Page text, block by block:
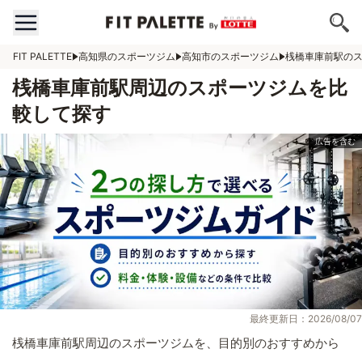
FIT PALETTE 高知県のスポーツジム 高知市のスポーツジム 桟橋車庫前駅の
桟橋車庫前駅周辺のスポーツジムを比
較して探す
最終更新日：2026/08/07
桟橋車庫前駅周辺のスポーツジムを、目的別のおすすめから